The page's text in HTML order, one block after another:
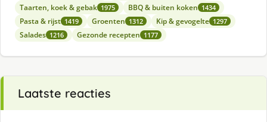
Taarten, koek & gebak 1975 BBQ & buiten koken 1434
Pasta & rijst 1419 Groenten 1312 Kip & gevogelte 1297
Salades 1216 Gezonde recepten 1177
Laatste reacties